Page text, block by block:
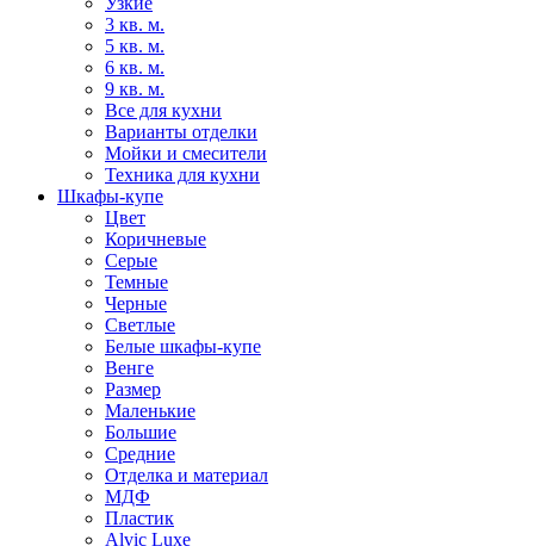
3 кв. м.
5 кв. м.
6 кв. м.
9 кв. м.
Все для кухни
Варианты отделки
Мойки и смесители
Техника для кухни
Шкафы-купе
Цвет
Коричневые
Серые
Темные
Черные
Светлые
Белые шкафы-купе
Венге
Размер
Маленькие
Большие
Средние
Отделка и материал
МДФ
Пластик
Alvic Luxe